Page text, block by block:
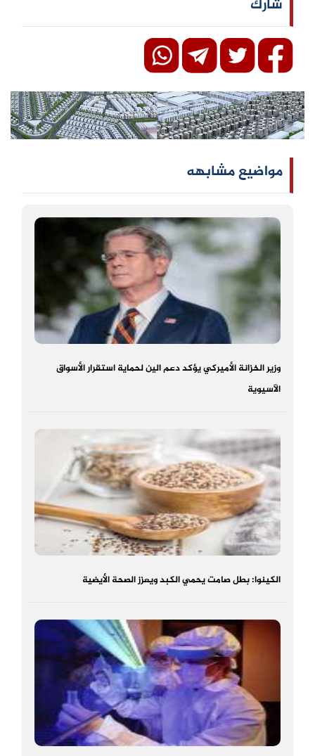
شارك
مواضيع مشابهه
وزير الخزانة الأميركي يؤكد دعم الين لحماية استقرار الأسواق
الآسيوية
الكينوا: بطل صامت يحمي الكبد ويعزز الصحة الأيضية